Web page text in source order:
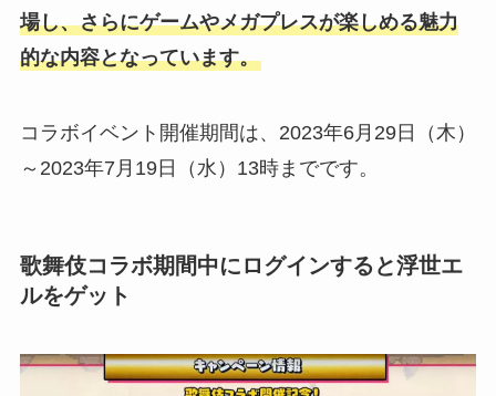
場し、さらにゲームやメガプレスが楽しめる魅力
的な内容となっています。
コラボイベント開催期間は、2023年6月29日（木）
～2023年7月19日（水）13時までです。
歌舞伎コラボ期間中にログインすると浮世エ
ルをゲット